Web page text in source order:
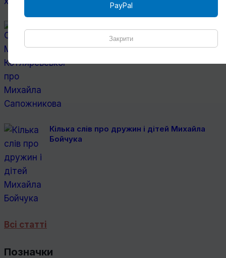
Кілька слів про дружин і дітей Михайла
Бойчука
Всі статті
Позначки
PayPal
Закрити